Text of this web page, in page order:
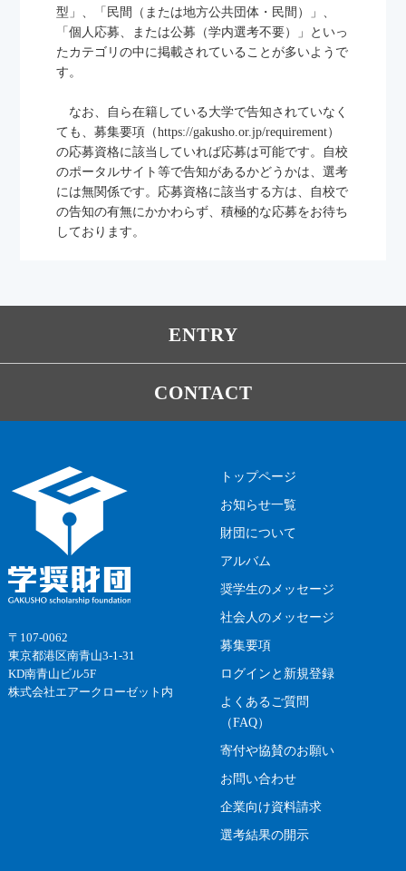
型」、「民間（または地方公共団体・民間）」、
「個人応募、または公募（学内選考不要）」といっ
たカテゴリの中に掲載されていることが多いようで
す。
なお、自ら在籍している大学で告知されていなく
ても、募集要項（https://gakusho.or.jp/requirement）
の応募資格に該当していれば応募は可能です。自校
のポータルサイト等で告知があるかどうかは、選考
には無関係です。応募資格に該当する方は、自校で
の告知の有無にかかわらず、積極的な応募をお待ち
しております。
ENTRY
CONTACT
〒107-0062
東京都港区南青山3-1-31
KD南青山ビル5F
株式会社エアークローゼット内
トップページ
お知らせ一覧
財団について
アルバム
奨学生のメッセージ
社会人のメッセージ
募集要項
ログインと新規登録
よくあるご質問
（FAQ）
寄付や協賛のお願い
お問い合わせ
企業向け資料請求
選考結果の開示